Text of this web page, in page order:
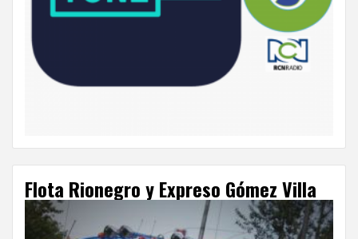
Flota Rionegro y Expreso Gómez Villa